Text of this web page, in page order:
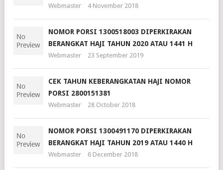
Webmaster 4 November 2018
NOMOR PORSI 1300518003 DIPERKIRAKAN
BERANGKAT HAJI TAHUN 2020 ATAU 1441 H
Webmaster 23 September 2019
CEK TAHUN KEBERANGKATAN HAJI NOMOR
PORSI 2800151381
Webmaster 28 October 2018
NOMOR PORSI 1300491170 DIPERKIRAKAN
BERANGKAT HAJI TAHUN 2019 ATAU 1440 H
Webmaster 6 December 2018